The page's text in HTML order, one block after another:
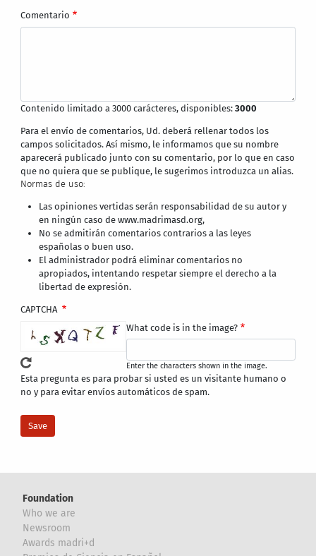
Comentario
Contenido limitado a 3000 carácteres, disponibles:3000
Para el envío de comentarios, Ud. deberá rellenar todos los
campos solicitados. Así mismo, le informamos que su nombre
aparecerá publicado junto con su comentario, por lo que en caso
que no quiera que se publique, le sugerimos introduzca un alias.
Normas de uso:
Las opiniones vertidas serán responsabilidad de su autor y
en ningún caso de www.madrimasd.org,
No se admitirán comentarios contrarios a las leyes
españolas o buen uso.
El administrador podrá eliminar comentarios no
apropiados, intentando respetar siempre el derecho a la
libertad de expresión.
CAPTCHA
What code is in the image?
Enter the characters shown in the image.
Esta pregunta es para probar si usted es un visitante humano o
no y para evitar envíos automáticos de spam.
Foundation
Who we are
Newsroom
Awards madri+d